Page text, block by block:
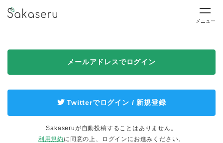
メニュー
メールアドレスでログイン
Twitterでログイン / 新規登録
Sakaseruが自動投稿することはありません。
利用規約に同意の上、ログインにお進みください。